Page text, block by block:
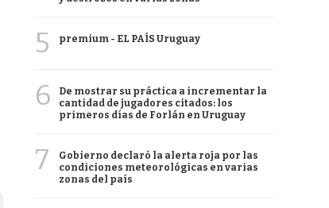
5 premium - EL PAÍS Uruguay
6
De mostrar su práctica a incrementar la
cantidad de jugadores citados: los
primeros días de Forlán en Uruguay
7
Gobierno declaró la alerta roja por las
condiciones meteorológicas en varias
zonas del país